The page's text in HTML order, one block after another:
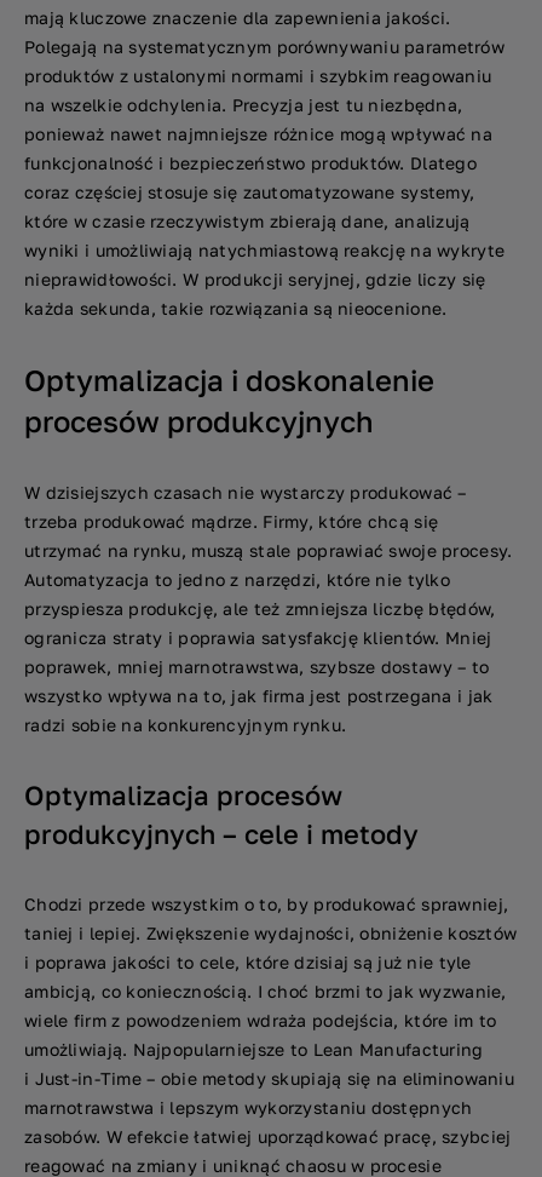
mają kluczowe znaczenie dla zapewnienia jakości.
Polegają na systematycznym porównywaniu parametrów
produktów z ustalonymi normami i szybkim reagowaniu
na wszelkie odchylenia. Precyzja jest tu niezbędna,
ponieważ nawet najmniejsze różnice mogą wpływać na
funkcjonalność i bezpieczeństwo produktów. Dlatego
coraz częściej stosuje się zautomatyzowane systemy,
które w czasie rzeczywistym zbierają dane, analizują
wyniki i umożliwiają natychmiastową reakcję na wykryte
nieprawidłowości. W produkcji seryjnej, gdzie liczy się
każda sekunda, takie rozwiązania są nieocenione.
Optymalizacja i doskonalenie
procesów produkcyjnych
W dzisiejszych czasach nie wystarczy produkować –
trzeba produkować mądrze. Firmy, które chcą się
utrzymać na rynku, muszą stale poprawiać swoje procesy.
Automatyzacja to jedno z narzędzi, które nie tylko
przyspiesza produkcję, ale też zmniejsza liczbę błędów,
ogranicza straty i poprawia satysfakcję klientów. Mniej
poprawek, mniej marnotrawstwa, szybsze dostawy – to
wszystko wpływa na to, jak firma jest postrzegana i jak
radzi sobie na konkurencyjnym rynku.
Optymalizacja procesów
produkcyjnych – cele i metody
Chodzi przede wszystkim o to, by produkować sprawniej,
taniej i lepiej. Zwiększenie wydajności, obniżenie kosztów
i poprawa jakości to cele, które dzisiaj są już nie tyle
ambicją, co koniecznością. I choć brzmi to jak wyzwanie,
wiele firm z powodzeniem wdraża podejścia, które im to
umożliwiają. Najpopularniejsze to Lean Manufacturing
i Just-in-Time – obie metody skupiają się na eliminowaniu
marnotrawstwa i lepszym wykorzystaniu dostępnych
zasobów. W efekcie łatwiej uporządkować pracę, szybciej
reagować na zmiany i uniknąć chaosu w procesie